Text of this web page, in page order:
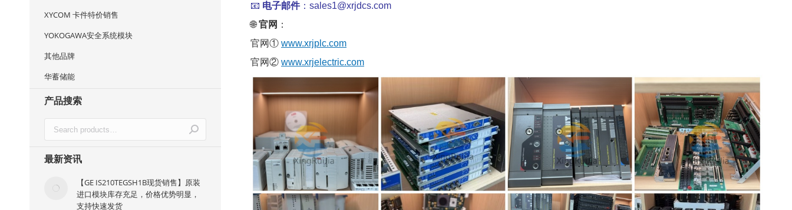
📧 电子邮件：sales1@xrjdcs.com
🌐官网 ：
官网① www.xrjplc.com
官网② www.xrjelectric.com
XYCOM 卡件特价销售
YOKOGAWA安全系统模块
其他品牌
华蓄储能
产品搜索
最新资讯
【GE IS210TEGSH1B现货销售】原装
进口模块库存充足，价格优势明显，
支持快速发货